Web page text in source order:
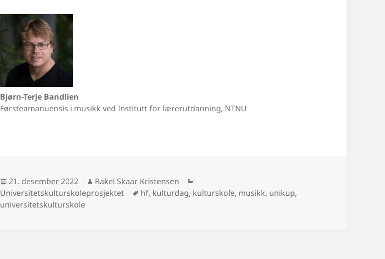
Bjørn-Terje Bandlien
Førsteamanuensis i musikk ved Institutt for lærerutdanning, NTNU
Publisert
21. desember 2022 Forfatter
Rakel Skaar Kristensen
Universitetskulturskoleprosjektet
Stikkord
hf, kulturdag, kulturskole, musikk, unikup,
universitetskulturskole